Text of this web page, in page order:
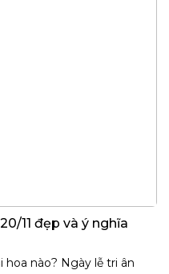
11 đẹp và ý nghĩa
hoa nào? Ngày lễ tri ân